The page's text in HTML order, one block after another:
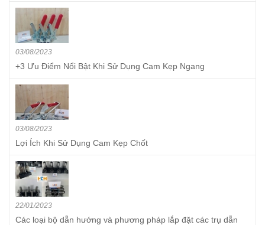
03/08/2023
+3 Ưu Điểm Nổi Bật Khi Sử Dụng Cam Kẹp Ngang
03/08/2023
Lợi Ích Khi Sử Dụng Cam Kẹp Chốt
22/01/2023
Các loại bộ dẫn hướng và phương pháp lắp đặt các trụ dẫn